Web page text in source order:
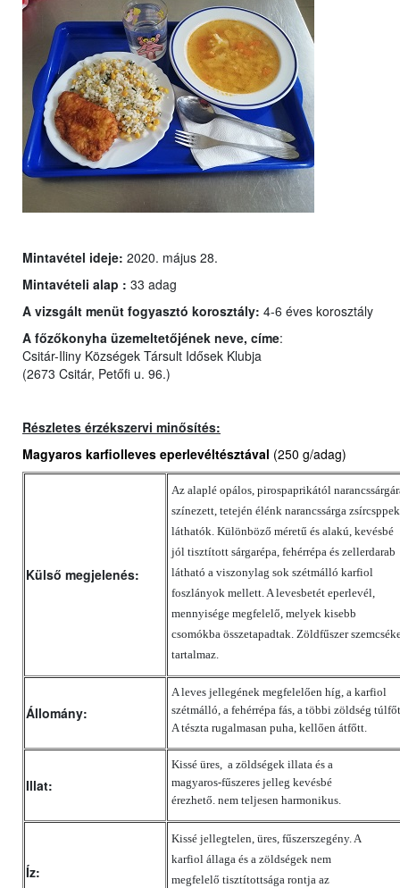
Mintavétel ideje: 2020. május 28.
Mintavételi alap : 33 adag
A vizsgált menüt fogyasztó korosztály: 4-6 éves korosztály
A főzőkonyha üzemeltetőjének neve, címe:
Csitár-Iliny Községek Társult Idősek Klubja
(2673 Csitár, Petőfi u. 96.)
Részletes érzékszervi minősítés:
Magyaros karfiolleves eperlevéltésztával (250 g/adag)
Külső megjelenés:
Az alaplé opálos, pirospaprikától
színezett, tetején élénk narancssárga zsírcsppek
láthatók. Különböző méretű és alakú, kevésbé
jól tisztított sárgarépa, fehérrépa és zellerdarab
látható a viszonylag sok szétmálló karfiol
foszlányok mellett. A levesbetét eperlevél,
mennyisége megfelelő, melyek kisebb
csomókba összetapadtak. Zöldfűszer
tartalmaz.
Állomány:
A leves jellegének megfelelően híg, a karfiol
szétmálló, a fehérrépa fás, a többi zöldség
A tészta rugalmasan puha, kellően átfőtt.
Illat:
Kissé üres, a zöldségek illata és a
magyaros-fűszeres jelleg kevésbé
érezhető. nem teljesen harmonikus.
Íz:
Kissé jellegtelen, üres, fűszerszegény. A
karfiol állaga és a zöldségek nem
megfelelő tisztítottsága rontja az